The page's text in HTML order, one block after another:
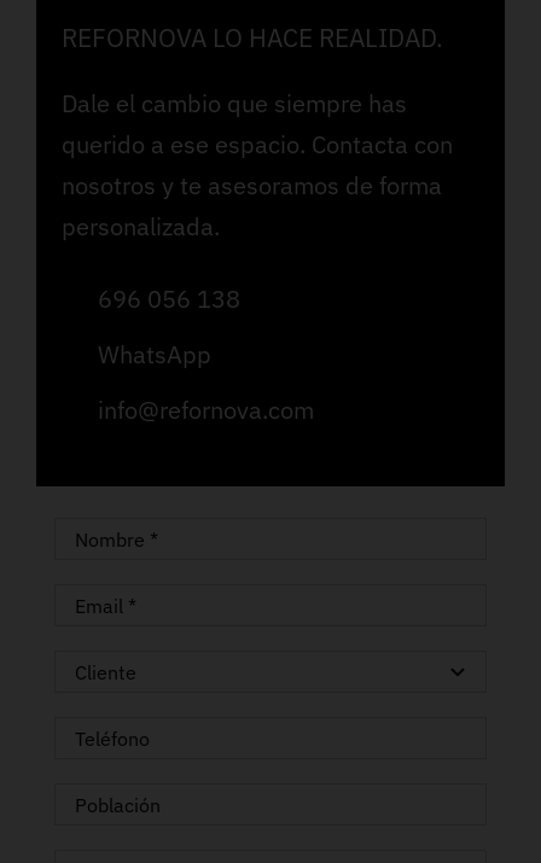
REFORNOVA LO HACE REALIDAD.
Dale el cambio que siempre has
querido a ese espacio. Contacta con
nosotros y te asesoramos de forma
personalizada.
696 056 138
WhatsApp
info@refornova.com